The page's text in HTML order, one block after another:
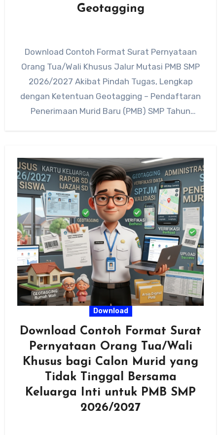
Geotagging
Download Contoh Format Surat Pernyataan
Orang Tua/Wali Khusus Jalur Mutasi PMB SMP
2026/2027 Akibat Pindah Tugas, Lengkap
dengan Ketentuan Geotagging – Pendaftaran
Penerimaan Murid Baru (PMB) SMP Tahun
Download
Download Contoh Format Surat
Pernyataan Orang Tua/Wali
Khusus bagi Calon Murid yang
Tidak Tinggal Bersama
Keluarga Inti untuk PMB SMP
2026/2027